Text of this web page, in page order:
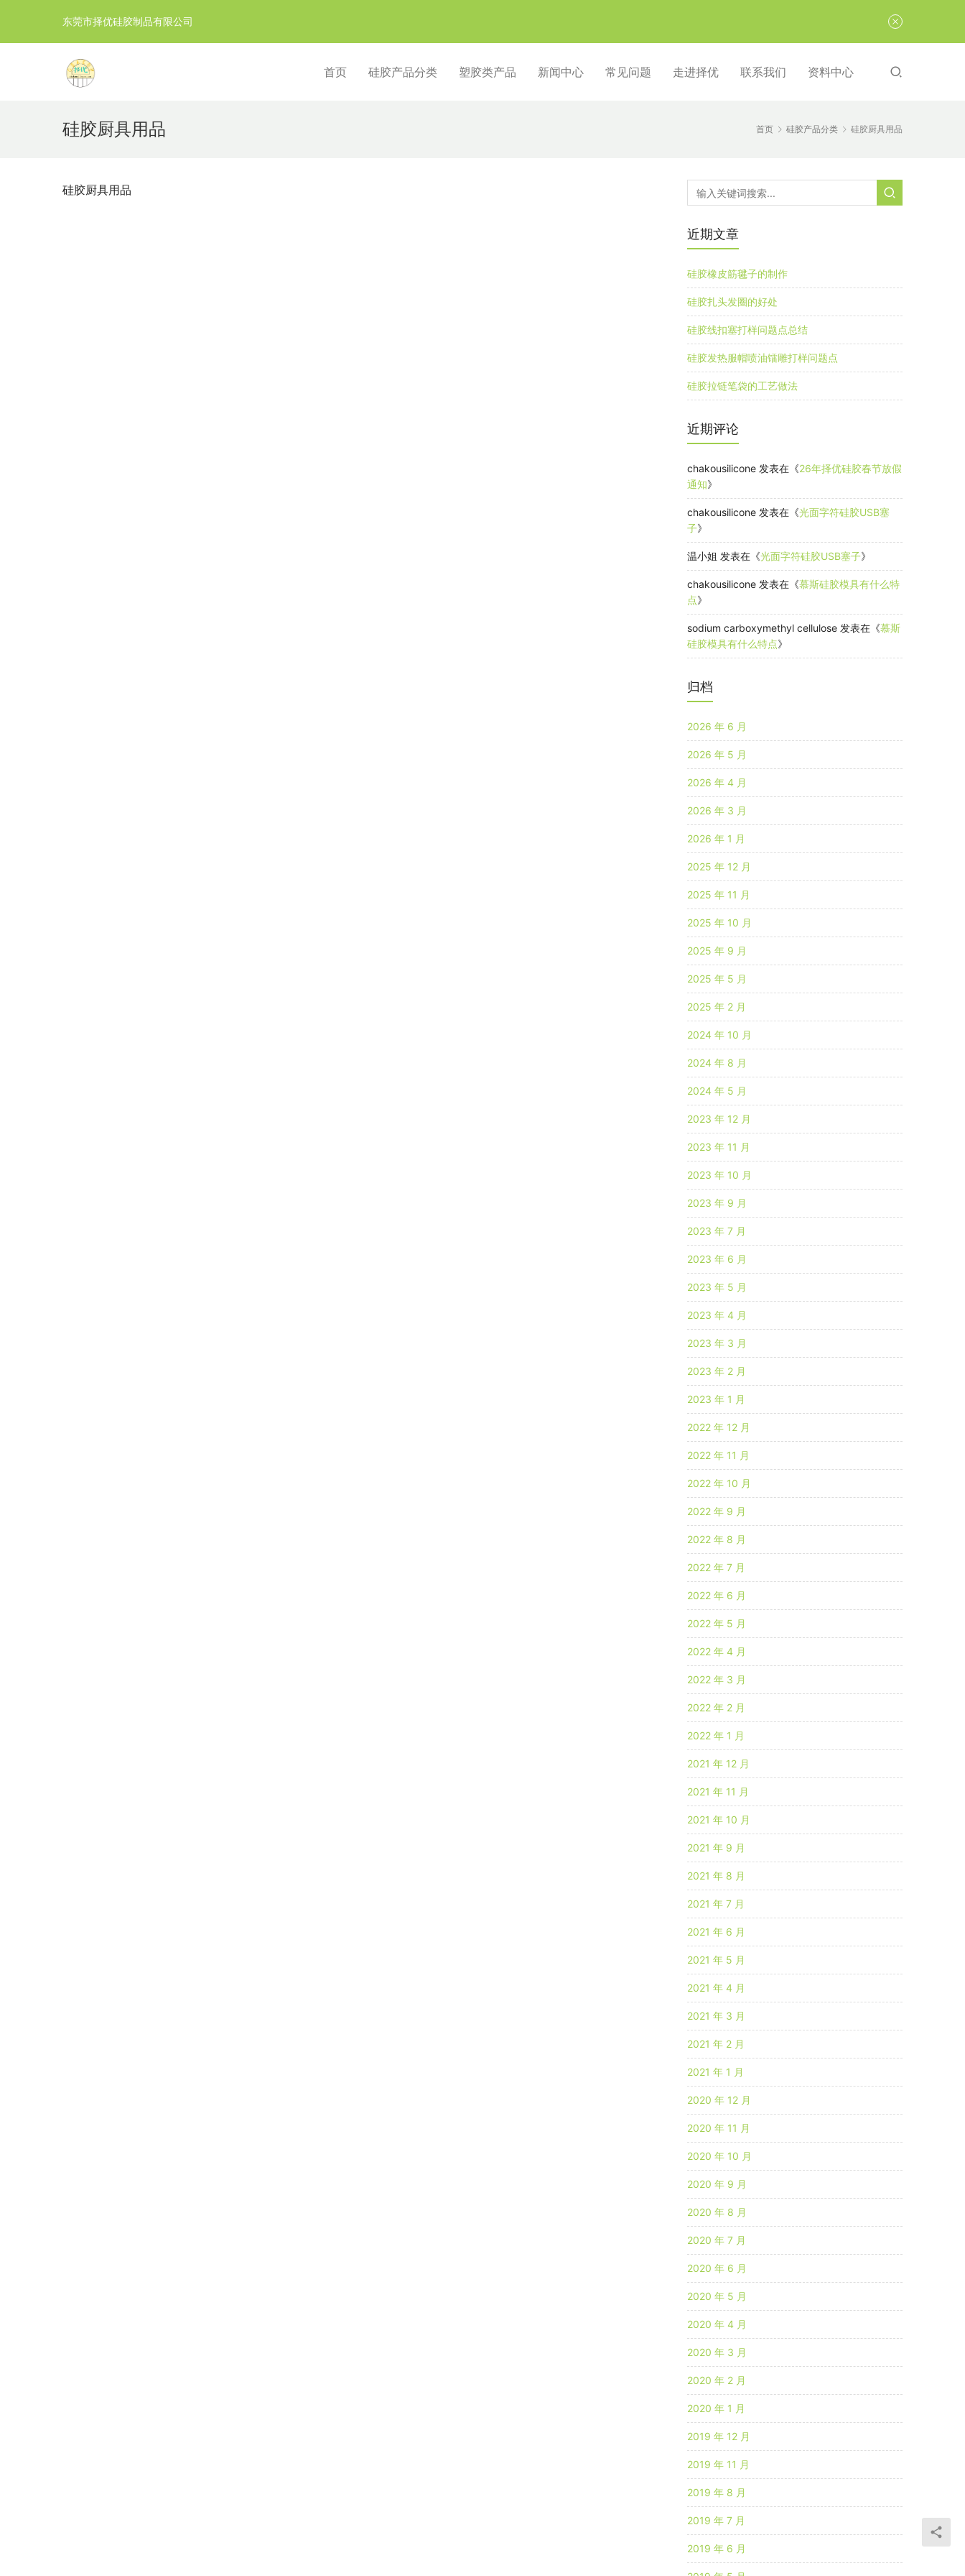
首页 硅胶产品分类 塑胶类产品 新闻中心 常见问题 走进择优 联系我们 资料中心
首页 硅胶产品分类 硅胶厨具用品
硅胶厨具用品
硅胶厨具用品
近期文章
硅胶橡皮筋毽子的制作
硅胶扎头发圈的好处
硅胶线扣塞打样问题点总结
硅胶发热服帽喷油镭雕打样问题点
硅胶拉链笔袋的工艺做法
近期评论
chakousilicone 发表在《26年择优硅胶春节放假
通知》
chakousilicone 发表在《光面字符硅胶USB塞
子》
温小姐 发表在《光面字符硅胶USB塞子》
chakousilicone 发表在《慕斯硅胶模具有什么特
点》
sodium carboxymethyl cellulose 发表在《慕斯
硅胶模具有什么特点》
归档
2026 年 6 月
2026 年 5 月
2026 年 4 月
2026 年 3 月
2026 年 1 月
2025 年 12 月
2025 年 11 月
2025 年 10 月
2025 年 9 月
2025 年 5 月
2025 年 2 月
2024 年 10 月
2024 年 8 月
2024 年 5 月
2023 年 12 月
2023 年 11 月
2023 年 10 月
2023 年 9 月
2023 年 7 月
2023 年 6 月
2023 年 5 月
2023 年 4 月
2023 年 3 月
2023 年 2 月
2023 年 1 月
2022 年 12 月
2022 年 11 月
2022 年 10 月
2022 年 9 月
2022 年 8 月
2022 年 7 月
2022 年 6 月
2022 年 5 月
2022 年 4 月
2022 年 3 月
2022 年 2 月
2022 年 1 月
2021 年 12 月
2021 年 11 月
2021 年 10 月
2021 年 9 月
2021 年 8 月
2021 年 7 月
2021 年 6 月
2021 年 5 月
2021 年 4 月
2021 年 3 月
2021 年 2 月
2021 年 1 月
2020 年 12 月
2020 年 11 月
2020 年 10 月
2020 年 9 月
2020 年 8 月
2020 年 7 月
2020 年 6 月
2020 年 5 月
2020 年 4 月
2020 年 3 月
2020 年 2 月
2020 年 1 月
2019 年 12 月
2019 年 11 月
2019 年 8 月
2019 年 7 月
2019 年 6 月
东莞市择优硅胶制品有限公司